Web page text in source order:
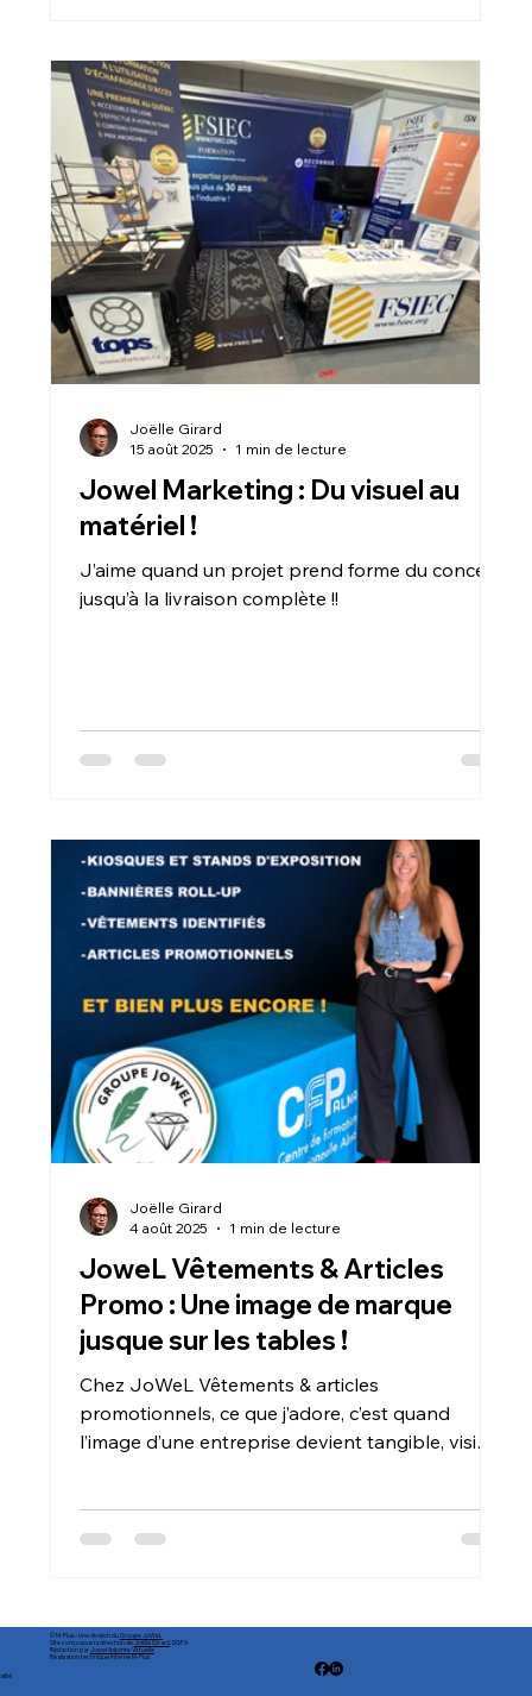
Jowel Marketing : Du visuel au
matériel !
J’aime quand un projet prend forme du concept
jusqu’à la livraison complète !!
Joëlle Girard
15 août 2025
1 min de lecture
JoweL Vêtements & Articles
Promo : Une image de marque
jusque sur les tables !
Chez JoWeL Vêtements & articles
promotionnels, ce que j’adore, c’est quand
l’image d’une entreprise devient tangible, visible,
Joëlle Girard
4 août 2025
1 min de lecture
© M-Plus – Une division duGroupe JoWeL
Site conçu sous la direction deJoëlle Girard, DGFA
Rédaction parJowel Adjointe Virtuelle
Réalisation technique interne M-Plus